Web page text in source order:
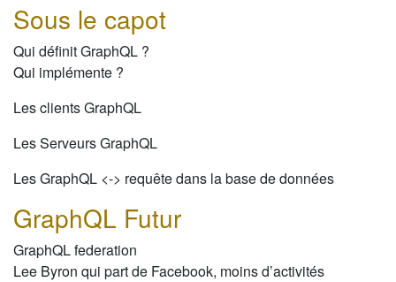
Sous le capot
Qui définit GraphQL ?
Qui implémente ?
Les clients GraphQL
Les Serveurs GraphQL
Les GraphQL <-> requête dans la base de données
GraphQL Futur
GraphQL federation
Lee Byron qui part de Facebook, moins d’activités